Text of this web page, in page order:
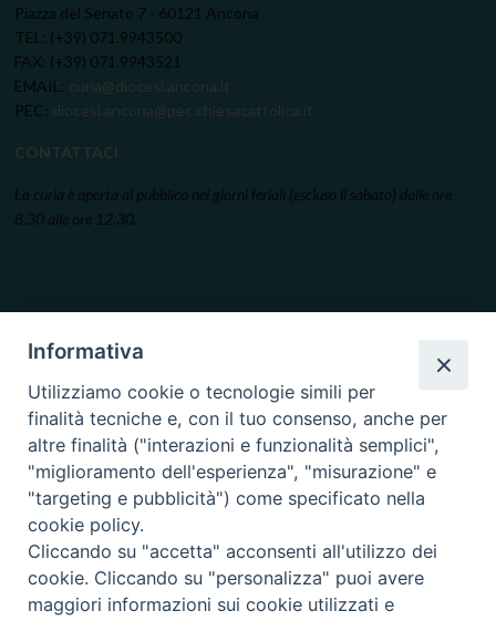
Piazza del Senato 7 - 60121 Ancona
TEL: (+39) 071.9943500
FAX: (+39) 071.9943521
EMAIL: curia@diocesi.ancona.it
PEC: diocesi.ancona@pec.chiesacattolica.it
CONTATTACI
La curia è aperta al pubblico nei giorni feriali (escluso il sabato) dalle ore
8.30 alle ore 12.30.
Informativa
Utilizziamo cookie o tecnologie simili per
finalità tecniche e, con il tuo consenso, anche per
altre finalità ("interazioni e funzionalità semplici",
"miglioramento dell'esperienza", "misurazione" e
"targeting e pubblicità") come specificato nella
cookie policy.
Cliccando su "accetta" acconsenti all'utilizzo dei
cookie. Cliccando su "personalizza" puoi avere
maggiori informazioni sui cookie utilizzati e